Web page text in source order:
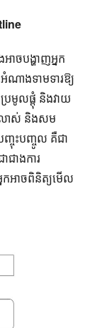
ចបង្ហាញអ្នក
ណាងទាមទារឱ្យ
រមូលផ្តុំ និងវាយ
លាស់ និងសម
ចុះបញ្ចូល គឺជា
ជាងការ
ក​អាច​ពិនិត្យ​មើល​